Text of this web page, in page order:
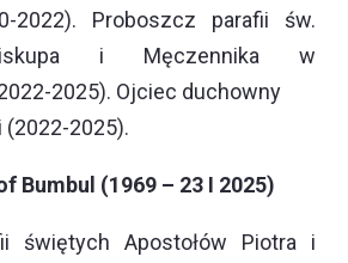
2022). Proboszcz parafii św.
i Męczennika w
2025). Ojciec duchowny
(2022-2025).
Bumbul (1969 – 23 I 2025)
świętych Apostołów Piotra i